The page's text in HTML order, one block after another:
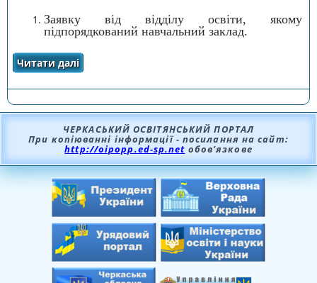
Заявку від відділу освіти, якому
підпорядкований навчальний заклад.
Читати далі
ЗАГАЛЬНОЇ СЕРЕДНЬОЇ ОСВІТИ
ЧЕРКАСЬКИЙ ОСВІТЯНСЬКИЙ ПОРТАЛ
При копіюванні інформації - посилання на сайт:
http://oipopp.ed-sp.net обов’язкове